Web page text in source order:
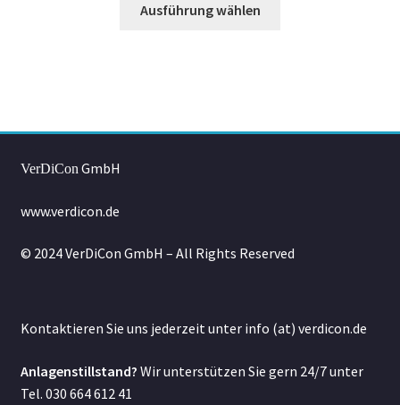
Ausführung wählen
Die
Produktseite
VerDiCon GmbH
www.verdicon.de
© 2024 VerDiCon GmbH – All Rights Reserved
Kontaktieren Sie uns jederzeit unter info (at) verdicon.de
Anlagenstillstand? Wir unterstützen Sie gern 24/7 unter
Tel. 030 664 612 41